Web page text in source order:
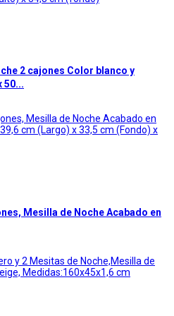
2 cajones Color blanco y
50...
Mesilla de Noche Acabado en